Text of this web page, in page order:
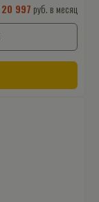
20 997 руб. в месяц